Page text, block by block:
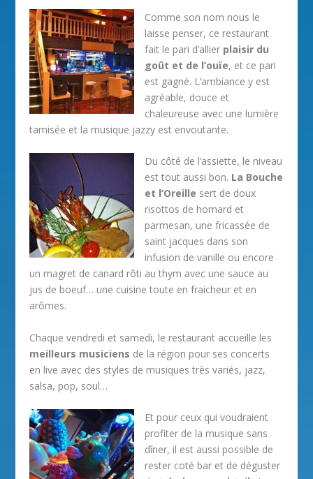
Comme son nom nous le
laisse penser, ce restaurant
fait le pari d’allier plaisir du
goût et de l’ouïe, et ce pari
est gagné. L’ambiance y est
agréable, douce et
chaleureuse avec une lumière
tamisée et la musique jazzy est envoutante.
Du côté de l’assiette, le niveau
est tout aussi bon. La Bouche
et l’Oreille sert de doux
risottos de homard et
parmesan, une fricassée de
saint jacques dans son
infusion de vanille ou encore
un magret de canard rôti au thym avec une sauce au
jus de boeuf… une cuisine toute en fraicheur et en
arômes.
Chaque vendredi et samedi, le restaurant accueille les
meilleurs musiciens de la région pour ses concerts
en live avec des styles de musiques très variés, jazz,
salsa, pop, soul…
Et pour ceux qui voudraient
profiter de la musique sans
dîner, il est aussi possible de
rester coté bar et de déguster